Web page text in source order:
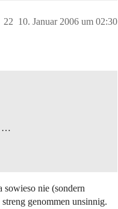
10. Januar 2006 um 02:30
22
…
nie (sondern
genommen unsinnig.